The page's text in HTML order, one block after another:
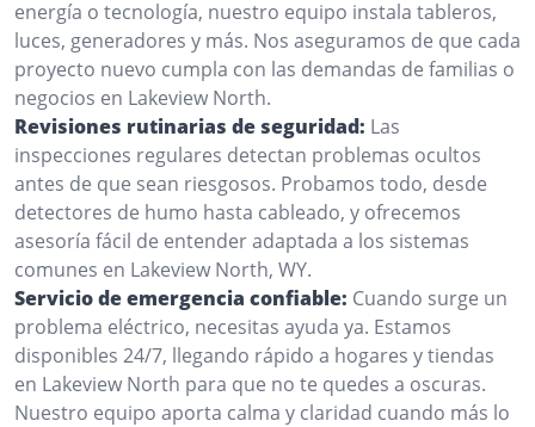
energía o tecnología, nuestro equipo instala tableros,
luces, generadores y más. Nos aseguramos de que cada
proyecto nuevo cumpla con las demandas de familias o
negocios en Lakeview North.
Revisiones rutinarias de seguridad: Las
inspecciones regulares detectan problemas ocultos
antes de que sean riesgosos. Probamos todo, desde
detectores de humo hasta cableado, y ofrecemos
asesoría fácil de entender adaptada a los sistemas
comunes en Lakeview North, WY.
Servicio de emergencia confiable: Cuando surge un
problema eléctrico, necesitas ayuda ya. Estamos
disponibles 24/7, llegando rápido a hogares y tiendas
en Lakeview North para que no te quedes a oscuras.
Nuestro equipo aporta calma y claridad cuando más lo